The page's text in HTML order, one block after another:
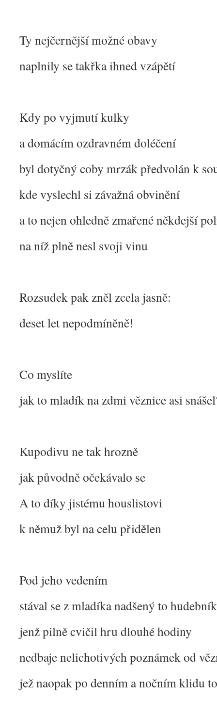
Ty nejčernější možné obavy
naplnily se takřka ihned vzápětí
Kdy po vyjmutí kulky
a domácím ozdravném doléčení
byl dotyčný coby mrzák předvolán k
kde vyslechl si závažná obvinění
a to nejen ohledně zmařené někdejší
na níž plně nesl svoji vinu
Rozsudek pak zněl zcela jasně:
deset let nepodmíněně!
Co myslíte
jak to mladík na zdmi věznice asi
Kupodivu ne tak hrozně
jak původně očekávalo se
A to díky jistému houslistovi
k němuž byl na celu přidělen
Pod jeho vedením
stával se z mladíka nadšený to hudebník
jenž pilně cvičil hru dlouhé hodiny
nedbaje nelichotivých poznámek od
jež naopak po denním a nočním klidu